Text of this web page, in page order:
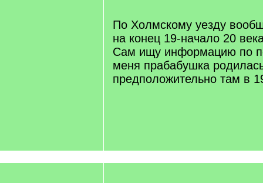
По Холмскому уезду
на конец 19-начало 20
Сам ищу информацию по
меня прабабушка
предположительно там в